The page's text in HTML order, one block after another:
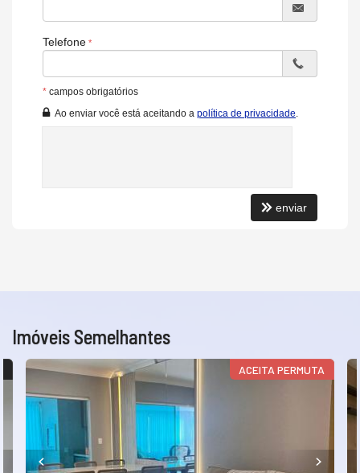
Piscina Infantil
Bicicletário
Câmeras de Segurança
Entrada para Banhistas
Hidromassagem
Telefone
* campos obrigatórios
Ao enviar você está aceitando a política de privacidade
enviar
Imóveis Semelhantes
ACEITA PERMUTA